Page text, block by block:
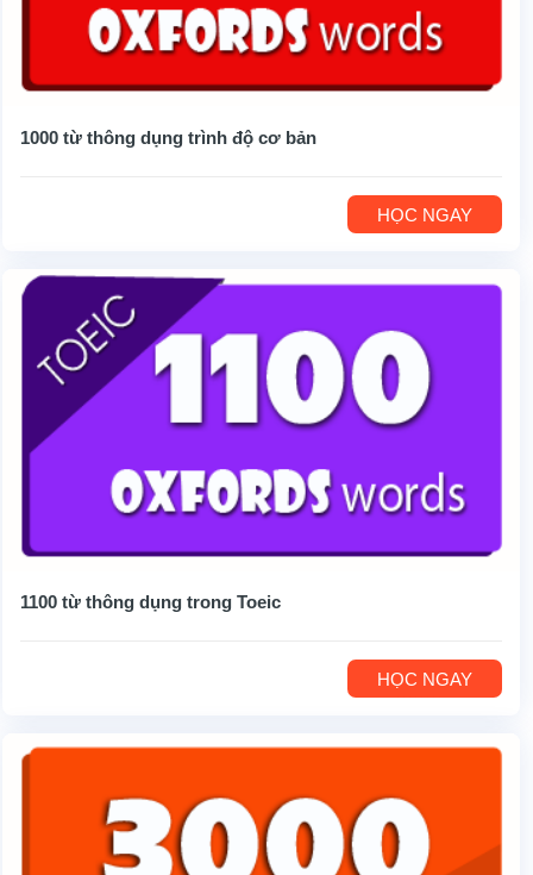
1000 từ thông dụng trình độ cơ bản
HỌC NGAY
1100 từ thông dụng trong Toeic
HỌC NGAY